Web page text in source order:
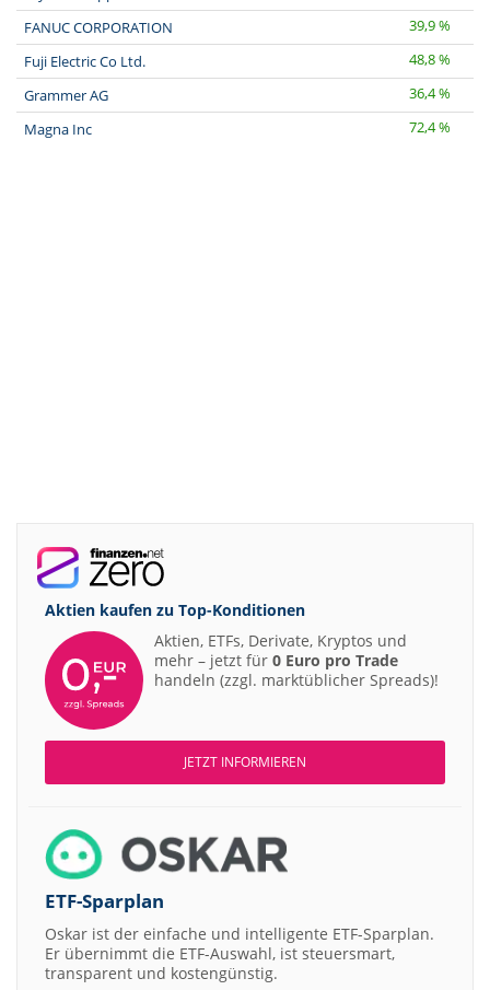
FANUC CORPORATION
39,9 %
Fuji Electric Co Ltd.
48,8 %
Grammer AG
36,4 %
Magna Inc
72,4 %
Aktien kaufen zu Top-Konditionen
Aktien, ETFs, Derivate, Kryptos und
mehr – jetzt für 0 Euro pro Trade
handeln (zzgl. marktüblicher Spreads)!
JETZT INFORMIEREN
ETF-Sparplan
Oskar ist der einfache und intelligente ETF-Sparplan.
Er übernimmt die ETF-Auswahl, ist steuersmart,
transparent und kostengünstig.